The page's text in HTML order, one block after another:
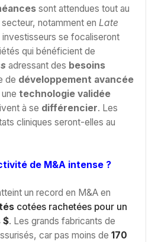
sont attendues tout au
secteur, notamment en Late
investisseurs se focaliseront
qui bénéficient de
adressant des besoins
de développement avancée
technologie validée
à se différencier. Les
cliniques seront-elles au
de M&A intense ?
un record en M&A en
cotées rachetées pour un
$. Les grands fabricants de
car pas moins de 170